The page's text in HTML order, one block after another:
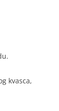
kvasca,